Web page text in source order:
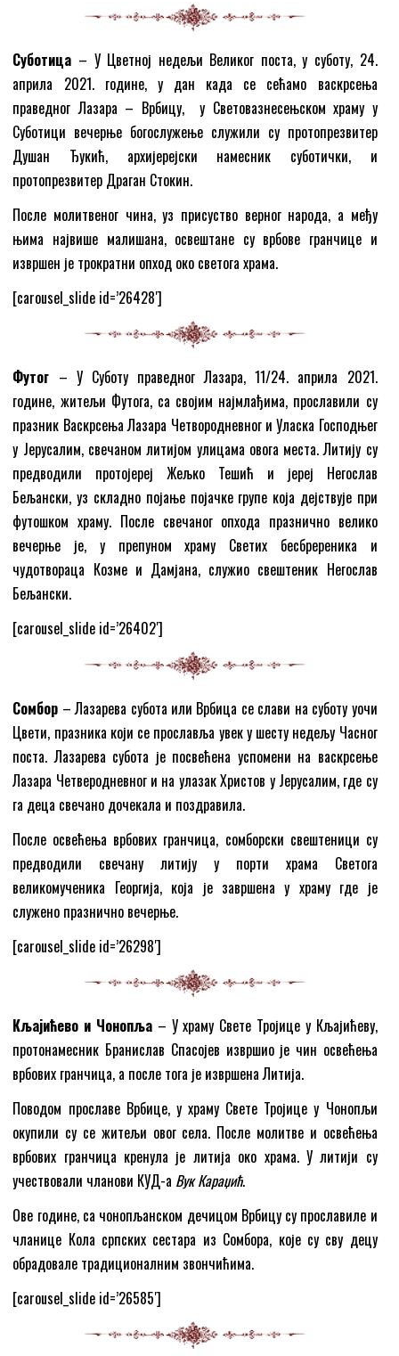
Суботица – У Цветној недељи Великог поста, у суботу, 24.
априла 2021. године, у дан када се сећамо васкрсења
праведног Лазара – Врбицу, у Световазнесењском храму у
Суботици вечерње богослужење служили су протопрезвитер
Душан Ђукић, архијерејски намесник суботички, и
протопрезвитер Драган Стокин.
После молитвеног чина, уз присуство верног народа, а међу
њима највише малишана, освештане су врбове гранчице и
извршен је трократни опход око светога храма.
[carousel_slide id=’26428′]
Футог – У Суботу праведног Лазара, 11/24. априла 2021.
године, житељи Футога, са својим најмлађима, прославили су
празник Васкрсења Лазара Четвородневног и Уласка Господњег
у Јерусалим, свечаном литијом улицама овога места. Литију су
предводили протојереј Жељко Тешић и јереј Негослав
Бељански, уз складно појање појачке групе која дејствује при
футошком храму. После свечаног опхода празнично велико
вечерње је, у препуном храму Светих бесбререника и
чудотвораца Козме и Дамјана, служио свештеник Негослав
Бељански.
[carousel_slide id=’26402′]
Сомбор – Лазарева субота или Врбица се слави на суботу уочи
Цвети, празника који се прославља увек у шесту недељу Часног
поста. Лазарева субота је посвећена успомени на васкрсење
Лазара Четверодневног и на улазак Христов у Јерусалим, где су
га деца свечано дочекала и поздравила.
После освећења врбових гранчица, сомборски свештеници су
предводили свечану литију у порти храма Светога
великомученика Георгија, која је завршена у храму где је
служено празнично вечерње.
[carousel_slide id=’26298′]
Кљајићево и Чонопља – У храму Свете Тројице у Кљајићеву,
протонамесник Бранислав Спасојев извршио је чин освећења
врбових гранчица, а после тога је извршена Литија.
Поводом прославе Врбице, у храму Свете Тројице у Чонопљи
окупили су се житељи овог села. После молитве и освећења
врбових гранчица кренула је литија око храма. У литији су
учествовали чланови КУД-а Вук Караџић.
Ове године, са чонопљанском дечицом Врбицу су прославиле и
чланице Кола српских сестара из Сомбора, које су сву децу
обрадовале традиционалним звончићима.
[carousel_slide id=’26585′]